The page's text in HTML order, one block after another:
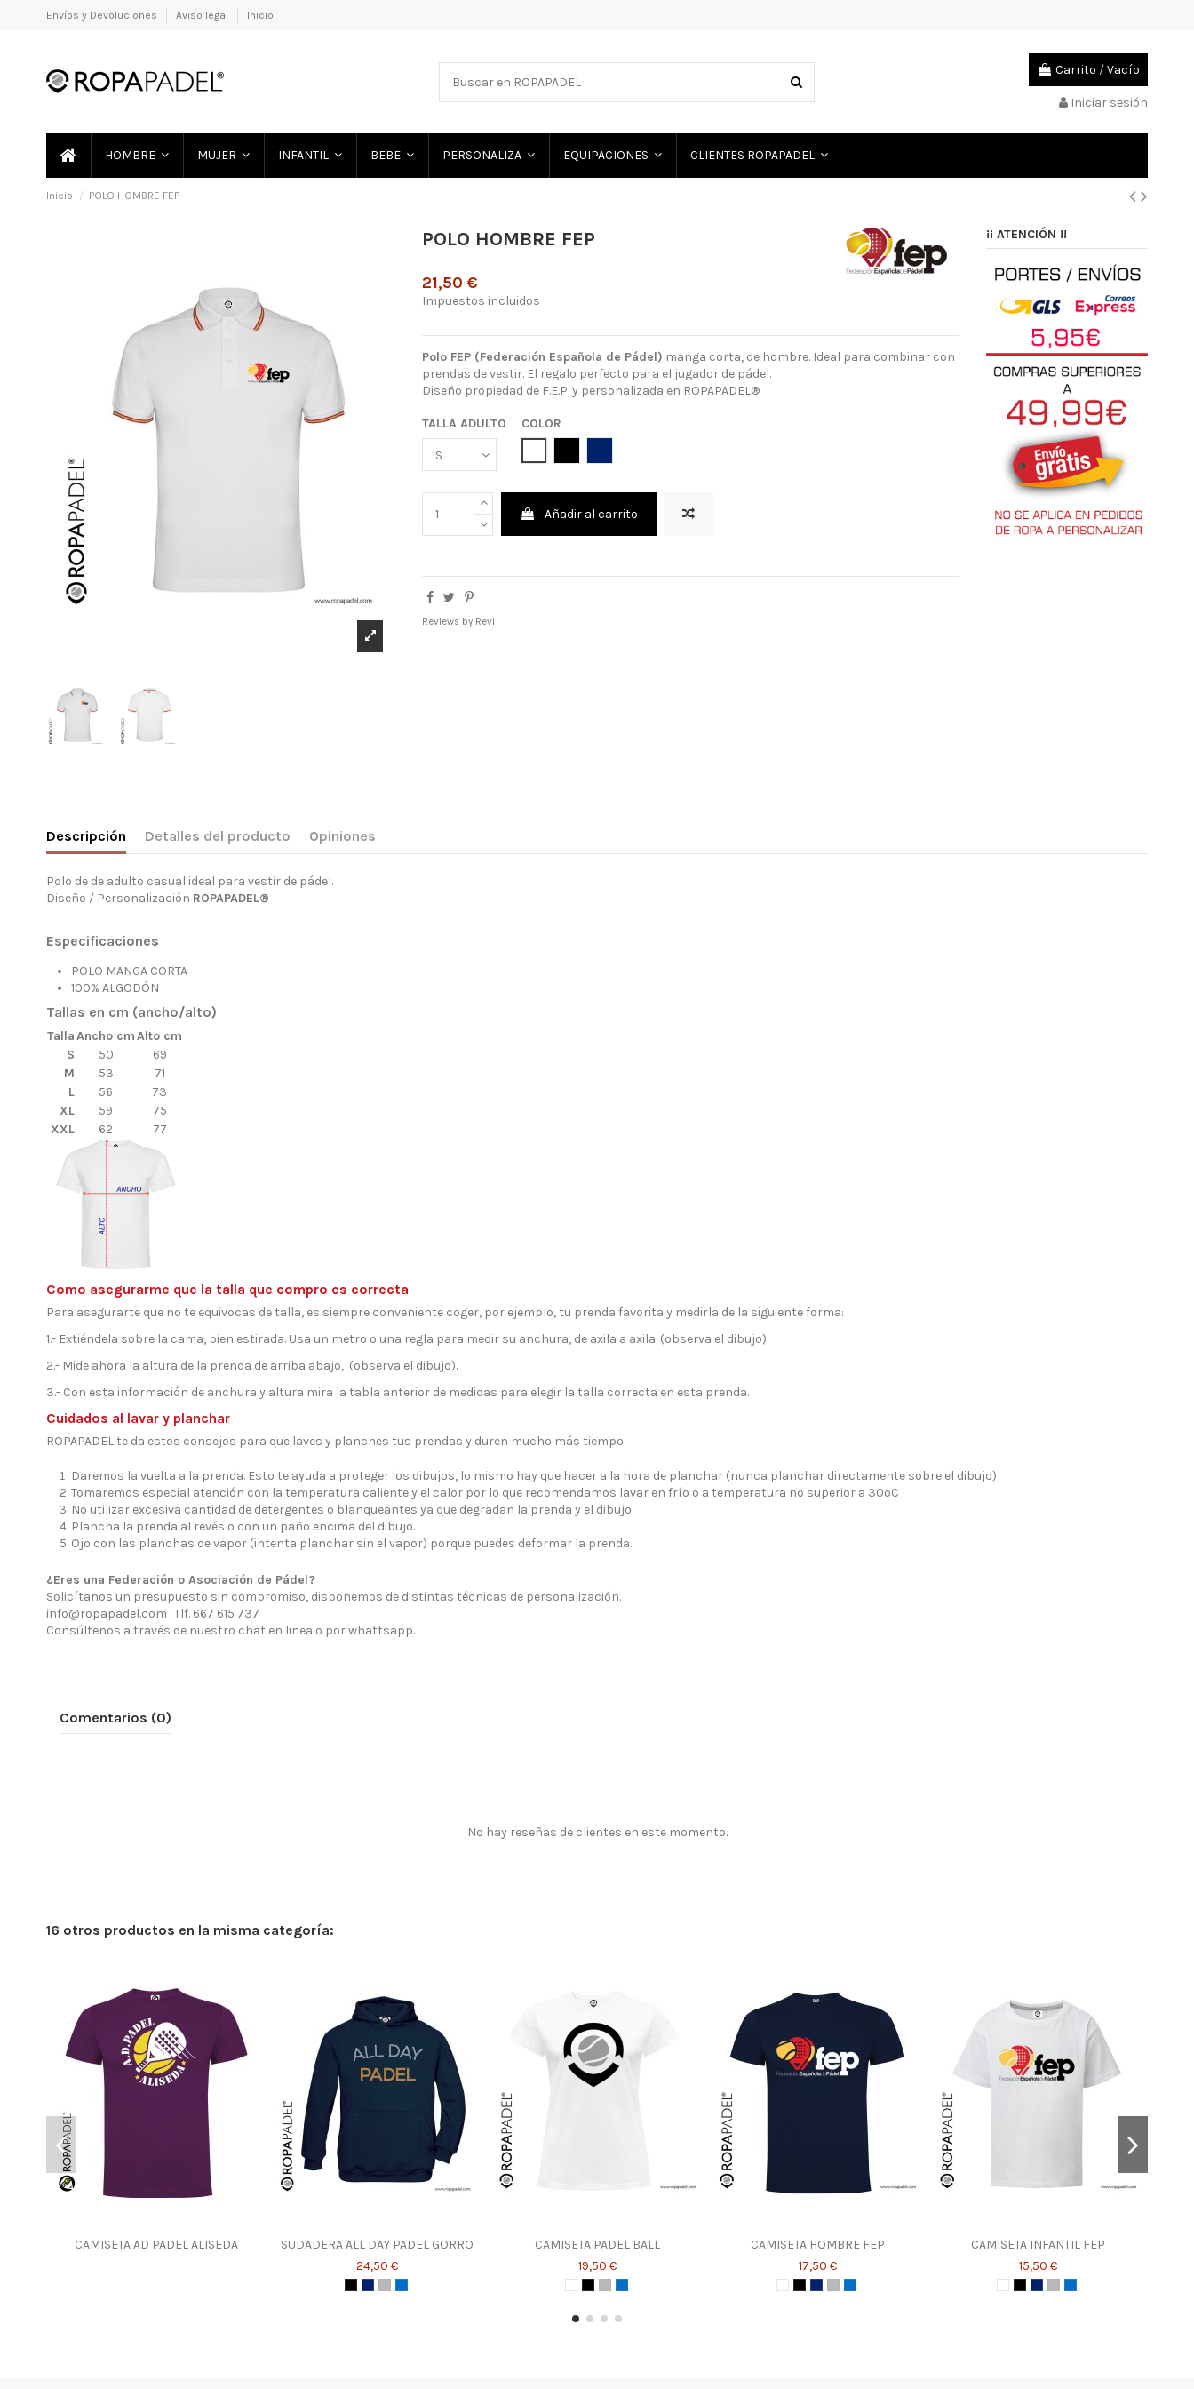
Envíos y Devoluciones Aviso legal Inicio
Carrito /Vacío
Iniciar sesión
HOMBRE MUJER INFANTIL BEBE PERSONALIZA EQUIPACIONES CLIENTES ROPAPADEL
Inicio POLO HOMBRE FEP
POLO HOMBRE FEP
21,50 €
Impuestos incluidos
Polo FEP (Federación Española de Pádel) manga corta, de hombre. Ideal para combinar con
prendas de vestir. El regalo perfecto para el jugador de pádel.
Diseño propiedad de F.E.P. y personalizada en ROPAPADEL®
TALLA ADULTO
COLOR
Añadir al carrito
Reviews by Revi
¡¡ ATENCIÓN !!
Descripción Detalles del producto Opiniones
Polo de de adulto casual ideal para vestir de pádel.
Diseño / Personalización ROPAPADEL®
Especificaciones
POLO MANGA CORTA
100% ALGODÓN
Tallas en cm (ancho/alto)
TallaAncho cmAlto cm
S
50
69
M
53
71
L
56
73
XL
59
75
XXL
62 77
Como asegurarme que la talla que compro es correcta
Para asegurarte que no te equivocas de talla, es siempre conveniente coger, por ejemplo, tu prenda favorita y medirla de la siguiente forma:
1.- Extiéndela sobre la cama, bien estirada. Usa un metro o una regla para medir su anchura, de axila a axila. (observa el dibujo).
2.- Mide ahora la altura de la prenda de arriba abajo, (observa el dibujo).
3.- Con esta información de anchura y altura mira la tabla anterior de medidas para elegir la talla correcta en esta prenda.
Cuidados al lavar y planchar
ROPAPADEL te da estos consejos para que laves y planches tus prendas y duren mucho más tiempo.
Daremos la vuelta a la prenda. Esto te ayuda a proteger los dibujos, lo mismo hay que hacer a la hora de planchar (nunca planchar directamente sobre el dibujo)
Tomaremos especial atención con la temperatura caliente y el calor por lo que recomendamos lavar en frío o a temperatura no superior a 30ºC
No utilizar excesiva cantidad de detergentes o blanqueantes ya que degradan la prenda y el dibujo.
Plancha la prenda al revés o con un paño encima del dibujo.
Ojo con las planchas de vapor (intenta planchar sin el vapor) porque puedes deformar la prenda.
¿Eres una Federación o Asociación de Pádel?
Solicítanos un presupuesto sin compromiso, disponemos de distintas técnicas de personalización.
info@ropapadel.com · Tlf. 667 615 737
Consúltenos a través de nuestro chat en linea o por whattsapp.
Comentarios (0)
No hay reseñas de clientes en este momento.
16 otros productos en la misma categoría:
CAMISETA AD PADEL ALISEDA
SUDADERA ALL DAY PADEL GORRO
24,50 €
CAMISETA PADEL BALL
19,50 €
CAMISETA HOMBRE FEP
17,50 €
CAMISETA INFANTIL FEP
15,50 €